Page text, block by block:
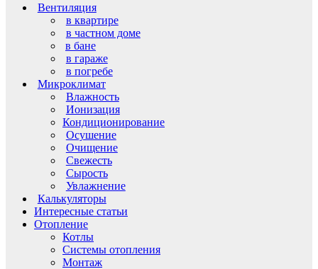
Вентиляция
в квартире
в частном доме
в бане
в гараже
в погребе
Микроклимат
Влажность
Ионизация
Кондиционирование
Осушение
Очищение
Свежесть
Сырость
Увлажнение
Калькуляторы
Интересные статьи
Отопление
Котлы
Системы отопления
Монтаж